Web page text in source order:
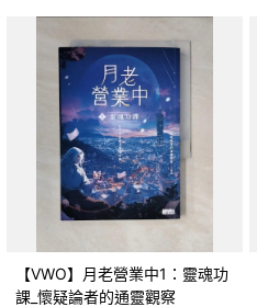
【VWO】月老營業中1：靈魂功
課_懷疑論者的通靈觀察